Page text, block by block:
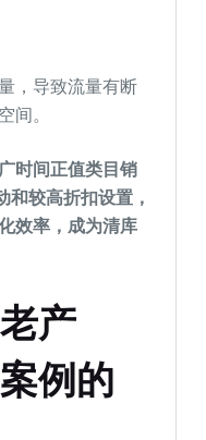
，导致流量有断
间。
时间正值类目销
较高折扣设置，
效率，成为清库
产
例的